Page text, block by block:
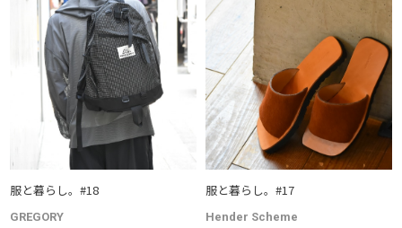
服と暮らし。#18
GREGORY
服と暮らし。#17
Hender Scheme